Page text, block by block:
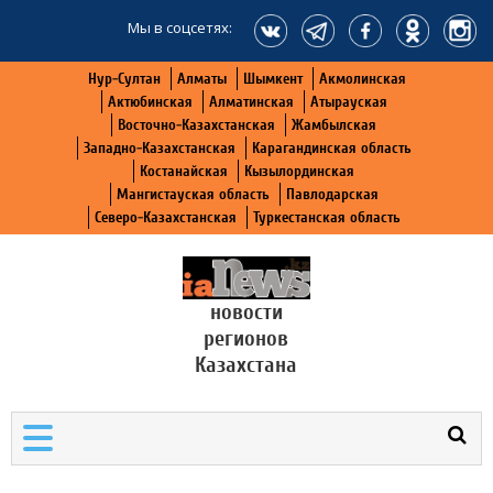
Мы в соцсетях:
Нур-Султан Алматы Шымкент
Акмолинская
Актюбинская
Алматинская
Атырауская
Восточно-Казахстанская
Жамбылская
Западно-Казахстанская
Карагандинская область
Костанайская
Кызылординская
Мангистауская область
Павлодарская
Северо-Казахстанская
Туркестанская область
новости
регионов
Казахстана